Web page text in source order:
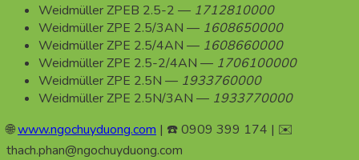
Weidmüller ZPEB 2.5-2 — 1712810000
Weidmüller ZPE 2.5/3AN — 1608650000
Weidmüller ZPE 2.5/4AN — 1608660000
Weidmüller ZPE 2.5-2/4AN — 1706100000
Weidmüller ZPE 2.5N — 1933760000
Weidmüller ZPE 2.5N/3AN — 1933770000
🌐www.ngochuyduong.com | ☎️ 0909 399 174 | ✉️
thach.phan@ngochuyduong.com